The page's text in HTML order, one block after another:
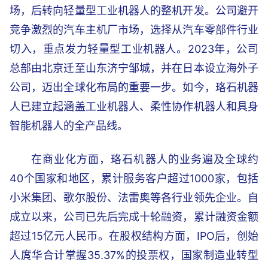
场，后转向轻量型工业机器人的整机开发。公司避开
竞争激烈的汽车主机厂市场，选择从汽车零部件行业
切入，重点发力轻量型工业机器人。2023年，公司
总部由北京迁至山东济宁邹城，并在日本设立海外子
公司，迈出全球化布局的重要一步。如今，珞石机器
人已建立起涵盖工业机器人、柔性协作机器人和具身
智能机器人的全产品线。
在商业化方面，珞石机器人的业务遍及全球约
40个国家和地区，累计服务客户超过1000家，包括
小米集团、歌尔股份、法雷奥等各行业领先企业。自
成立以来，公司已先后完成十轮融资，累计融资金额
超过15亿元人民币。在股权结构方面，IPO后，创始
人庹华合计掌握35.37%的投票权，国家制造业转型